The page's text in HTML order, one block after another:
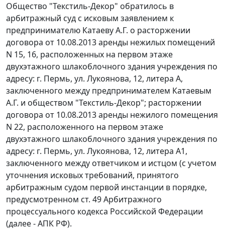
Общество "Текстиль-Декор" обратилось в
арбитражный суд с исковым заявлением к
предпринимателю Катаеву А.Г. о расторжении
договора от 10.08.2013 аренды нежилых помещений
N 15, 16, расположенных на первом этаже
двухэтажного шлакоблочного здания учреждения по
адресу: г. Пермь, ул. Лукоянова, 12, литера А,
заключенного между предпринимателем Катаевым
А.Г. и обществом "Текстиль-Декор"; расторжении
договора от 10.08.2013 аренды нежилого помещения
N 22, расположенного на первом этаже
двухэтажного шлакоблочного здания учреждения по
адресу: г. Пермь, ул. Лукоянова, 12, литера А1,
заключенного между ответчиком и истцом (с учетом
уточнения исковых требований, принятого
арбитражным судом первой инстанции в порядке,
предусмотренном ст. 49 Арбитражного
процессуального кодекса Российской Федерации
(далее - АПК РФ).